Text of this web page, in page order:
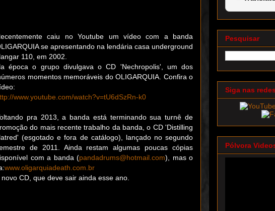
caiu no Youtube um vídeo com a banda
se apresentando na lendária casa underground
110, em 2002.
época o grupo divulgava o CD 'Nechropolis', um dos
momentos memoráveis do OLIGARQUIA. Confira o
www.youtube.com/watch?v=tU6dSzRn-k0
pra 2013, a banda está terminando sua turnê de
do mais recente trabalho da banda, o CD 'Distilling
(esgotado e fora de catálogo), lançado no segundo
de 2011. Ainda restam algumas poucas cópias
com a banda (pandadrums@hotmail.com), mas o
www.oligarquiadeath.com.br
CD, que deve sair ainda esse ano.
Pesquisar
Siga nas
Pólvora